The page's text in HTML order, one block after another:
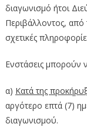
διαγωνισμό ήτοι
Περιβάλλοντος,
σχετικές
Ενστάσεις μπορούν
α) Κατά της
αργότερο επτά (7)
διαγωνισμού.